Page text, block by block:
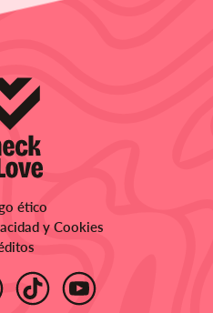
ético
y Cookies